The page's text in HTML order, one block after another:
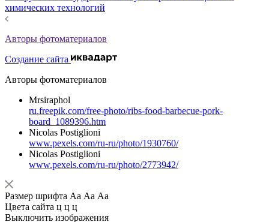
химических технологий
Авторы фотоматериалов
Создание сайта
Авторы фотоматериалов
Mrsiraphol
ru.freepik.com/free-photo/ribs-food-barbecue-pork-
board_1089396.htm
Nicolas Postiglioni
www.pexels.com/ru-ru/photo/1930760/
Nicolas Postiglioni
www.pexels.com/ru-ru/photo/2773942/
Размер шрифта Аа Аа Аа
Цвета сайта ц ц ц
Выключить изображения